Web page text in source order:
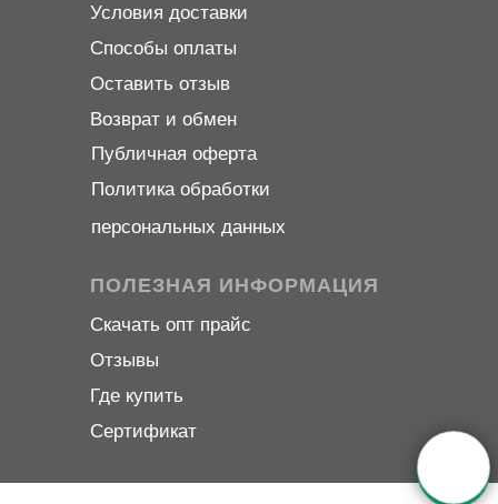
ПОЛЕЗНАЯ ИНФОРМАЦИЯ
Условия доставки
Возврат и обмен
Способы оплаты
Оставить отзыв
Скачать опт прайс
Сертификат
Отзывы
Где купить
Публичная оферта
Политика обработки
персональных данных